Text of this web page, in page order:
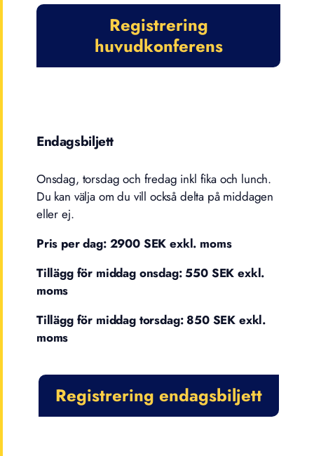
Registrering
huvudkonferens
Endagsbiljett
Onsdag, torsdag och fredag inkl fika och lunch.
Du kan välja om du vill också delta på middagen
eller ej.
Pris per dag: 2900 SEK exkl. moms
Tillägg för middag onsdag: 550 SEK exkl.
moms
Tillägg för middag torsdag: 850 SEK exkl.
moms
Registrering endagsbiljett